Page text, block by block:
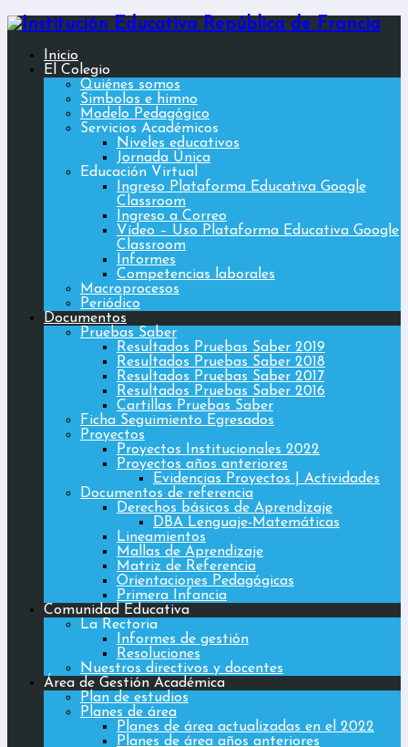
Inicio
El Colegio
Quiénes somos
Simbolos e himno
Modelo Pedagógico
Servicios Académicos
Niveles educativos
Jornada Única
Educación Virtual
Ingreso Plataforma Educativa Google
Classroom
Ingreso a Correo
Vídeo – Uso Plataforma Educativa Google
Classroom
Informes
Competencias laborales
Macroprocesos
Periódico
Documentos
Pruebas Saber
Resultados Pruebas Saber 2019
Resultados Pruebas Saber 2018
Resultados Pruebas Saber 2017
Resultados Pruebas Saber 2016
Cartillas Pruebas Saber
Ficha Seguimiento Egresados
Proyectos
Proyectos Institucionales 2022
Proyectos años anteriores
Evidencias Proyectos | Actividades
Documentos de referencia
Derechos básicos de Aprendizaje
DBA Lenguaje-Matemáticas
Lineamientos
Mallas de Aprendizaje
Matriz de Referencia
Orientaciones Pedagógicas
Primera Infancia
Comunidad Educativa
La Rectoria
Informes de gestión
Resoluciones
Nuestros directivos y docentes
Área de Gestión Académica
Plan de estudios
Planes de área
Planes de área actualizadas en el 2022
Planes de área años anteriores